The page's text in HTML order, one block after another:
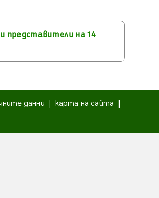
представители на 14
данни карта на сайта